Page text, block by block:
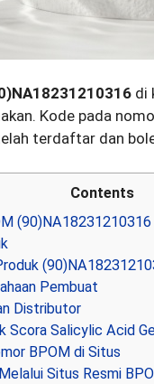
di
Kode pada
terdaftar dan
Contents
(90)NA18231210316
Pembuat
Distributor
Scora Salicylic Acid
BPOM di Situs
Situs Resmi